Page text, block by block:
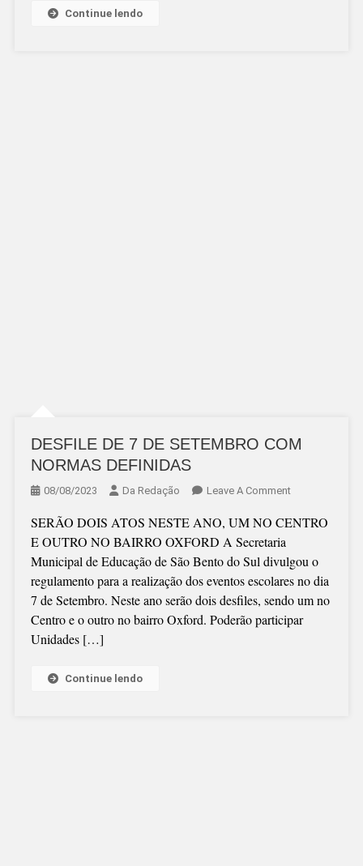
Continue lendo
DESFILE DE 7 DE SETEMBRO COM
NORMAS DEFINIDAS
08/08/2023 Da Redação Leave A CommentOn
DE
DE
SETEMBRO
COM
NORMAS
SERÃO DOIS ATOS NESTE ANO, UM NO CENTRO
E OUTRO NO BAIRRO OXFORD A Secretaria
Municipal de Educação de São Bento do Sul divulgou o
regulamento para a realização dos eventos escolares no dia
7 de Setembro. Neste ano serão dois desfiles, sendo um no
Centro e o outro no bairro Oxford. Poderão participar
Unidades […]
Continue lendo